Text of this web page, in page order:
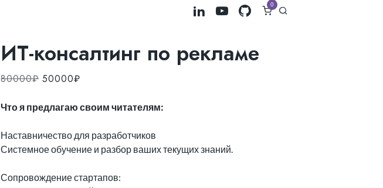
0
ИТ-консалтинг по рекламе
80000₽ Первоначальная
составляла
50000₽
50000₽.
Что я предлагаю своим читателям:
Наставничество для разработчиков
Системное обучение и разбор ваших текущих знаний.
Сопровождение стартапов: